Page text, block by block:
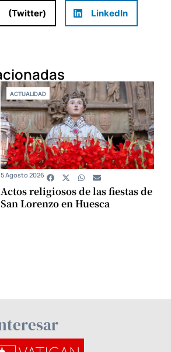
(Twitter) LinkedIn
ACTUALIDAD
Actos religiosos de las fiestas de
San Lorenzo en Huesca
5 Agosto 2026